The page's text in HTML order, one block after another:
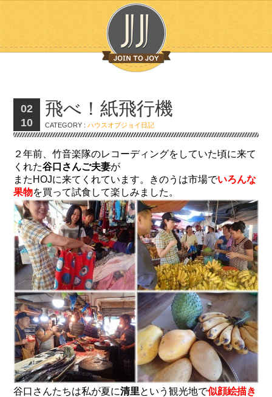
02
10
飛べ！紙飛行機
CATEGORY :ハウスオブジョイ日記
２年前、竹音楽隊のレコーディングをしていた頃に来て
くれた谷口さんご夫妻が
またHOJに来てくれています。きのうは市場でいろんな
果物を買って試食して楽しみました。
谷口さんたちは私が夏に清里という観光地で似顔絵描き